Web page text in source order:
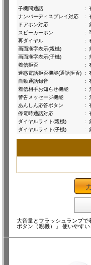
子機間通話
:
ナンバーディスプレイ対応
:
ドアホン対応
:
スピーカーホン
:
再ダイヤル
:
画面漢字表示(親機)
:
画面漢字表示(子機)
:
着信拒否
:
迷惑電話拒否機能(通話拒否) :
自動通話録音
:
着信相手お知らせ機能
:
警告メッセージ機能
:
あんしん応答ボタン
:
停電時通話対応
:
ダイヤルライト(親機)
:
ダイヤルライト(子機)
:
大音量とフラッシュランプで
ボタン（親機）」 使いやす